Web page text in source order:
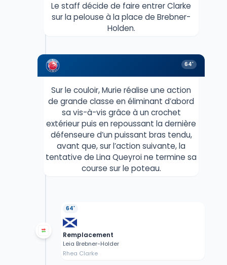
Le staff décide de faire entrer Clarke
sur la pelouse à la place de Brebner-
Holden.
64'
Sur le couloir, Murie réalise une action
de grande classe en éliminant d’abord
sa vis-à-vis grâce à un crochet
extérieur puis en repoussant la dernière
défenseure d’un puissant bras tendu,
avant que, sur l’action suivante, la
tentative de Lina Queyroi ne termine sa
course sur le poteau.
64'
Remplacement
Leia Brebner-Holder
Rhea Clarke